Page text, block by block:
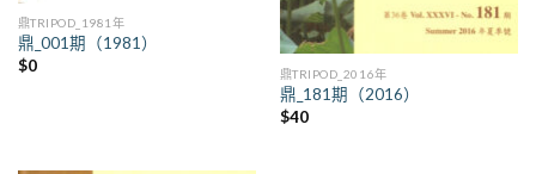
鼎TRIPOD_1981年
鼎_001期（1981）
$0 鼎TRIPOD_2016年
鼎_181期（2016）
$40